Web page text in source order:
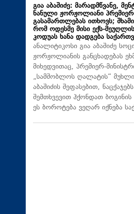
გია აბაშიძე: მარადმწვანე,
ნანული ჟორჟოლიანი
გასამართლებას ითხოვს;
რომ ოდესმე მისი ექს-
კოდუას ხანა დადგება
ანალიტიკოსი გია აბაშიძე
ჟორჟოლიანის განცხადებას
მიხედვითაც, პრემიერ-
„სამშობლოს ღალატის“
აბაშიძის შეფასებით,
შემთხვევით ჰქონდათ
ეს ბოროტება ვეღარ იქნება